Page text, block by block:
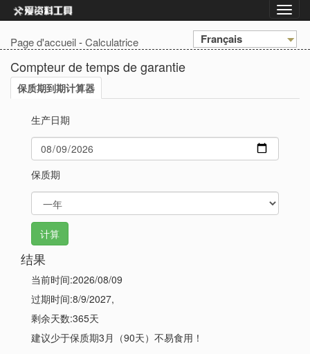
Page d'accueil-Calculatrice Français
Compteur de temps de garantie
保质期到期计算器
生产日期
保质期
结果
当前时间:2026/08/09
过期时间:8/9/2027,
剩余天数:365天
建议少于保质期3月（90天）不易食用！